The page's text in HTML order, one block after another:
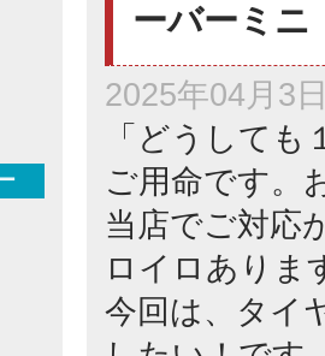
ーバーミニ
2025年04月3
「どうして
ご用命です。
当店でご対応
ロイロありま
今回は、タイ